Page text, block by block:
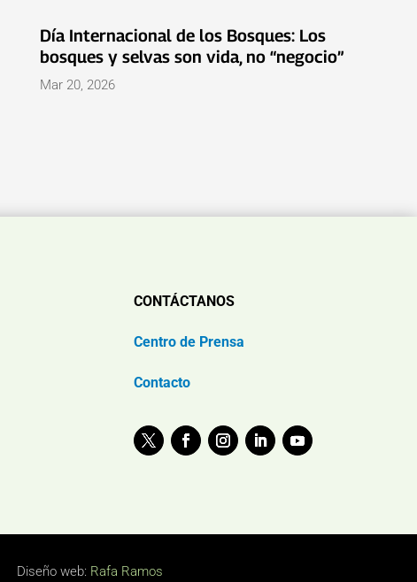
Día Internacional de los Bosques: Los
bosques y selvas son vida, no “negocio”
Mar 20, 2026
CONTÁCTANOS
Centro de Prensa
Contacto
Diseño web: Rafa Ramos